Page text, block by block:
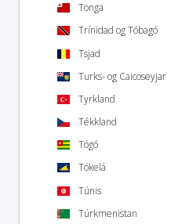
Tonga
Trínidad og Tóbagó
Tsjad
Turks- og Caicoseyjar
Tyrkland
Tékkland
Tógó
Tókelá
Túnis
Túrkmenistan